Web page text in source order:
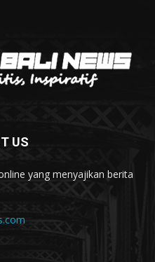
Kebakaran Pasar Lelateng,
Tim Labfor
02:57
Pos Polisi di Melaya
Sambut Kedatangan
Warga Jembrana, Pria
Dibekuk Polisi
US
yang menyajikan berita